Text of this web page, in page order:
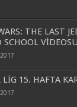
THE LAST
SCHOOL
LİG 15. HAFTA